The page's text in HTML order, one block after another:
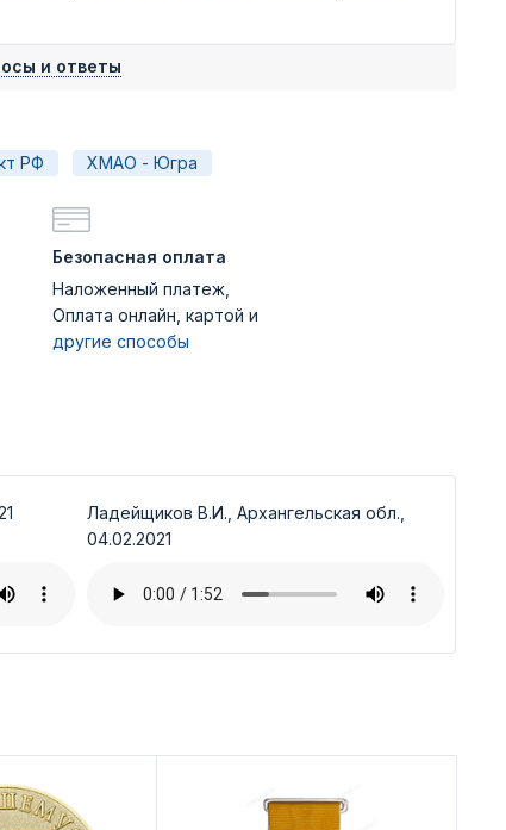
и ответы
РФ ХМАО - Югра
Безопасная оплата
Наложенный платеж,
Оплата онлайн, картой и
другие способы
Ладейщиков В.И., Архангельская обл.,
04.02.2021